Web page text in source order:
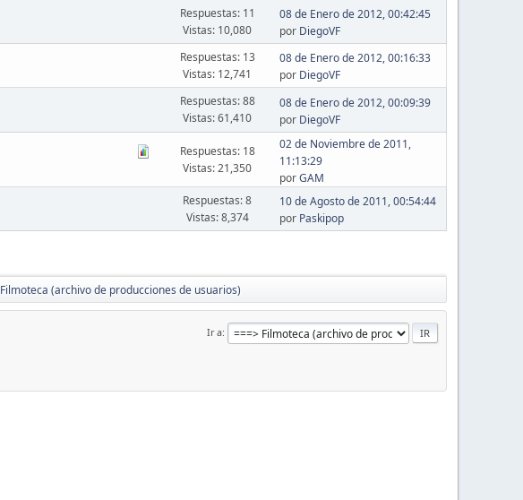
Respuestas: 11
Vistas: 10,080
08 de Enero de 2012, 00:42:45
por DiegoVF
Respuestas: 13
Vistas: 12,741
08 de Enero de 2012, 00:16:33
por DiegoVF
Respuestas: 88
Vistas: 61,410
08 de Enero de 2012, 00:09:39
por DiegoVF
Respuestas: 18
Vistas: 21,350
02 de Noviembre de 2011,
11:13:29
porGAM
Respuestas: 8
Vistas: 8,374
10 de Agosto de 2011, 00:54:44
por Paskipop
Filmoteca (archivo de producciones de usuarios)
Ir a